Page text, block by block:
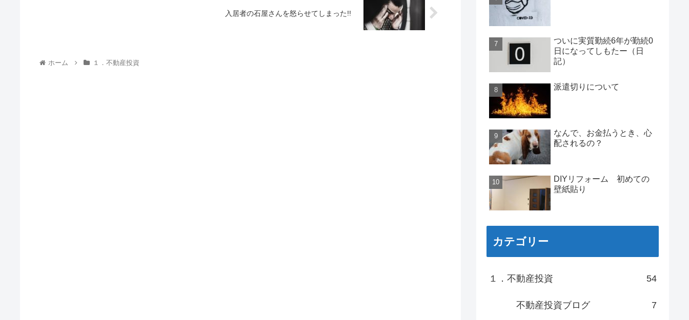
入居者の石屋さんを怒らせてしまった!!
ホーム １．不動産投資
ついに実質勤続6年が勤続0
日になってしもたー（日
記）
派遣切りについて
なんで、お金払うとき、心
配されるの？
DIYリフォーム 初めての
壁紙貼り
カテゴリー
１．不動産投資 54
不動産投資ブログ 7